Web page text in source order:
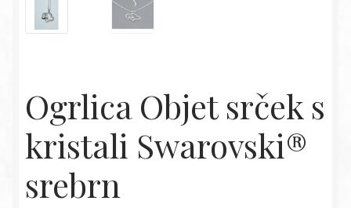
Ogrlica Objet srček s
kristali Swarovski®
srebrn